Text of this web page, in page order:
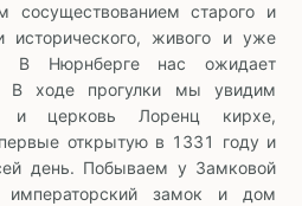
сосуществованием старого и
исторического, живого и уже
В Нюрнберге нас ожидает
В ходе прогулки мы увидим
и церковь Лоренц кирхе,
открытую в 1331 году и
день. Побываем у Замковой
императорский замок и дом